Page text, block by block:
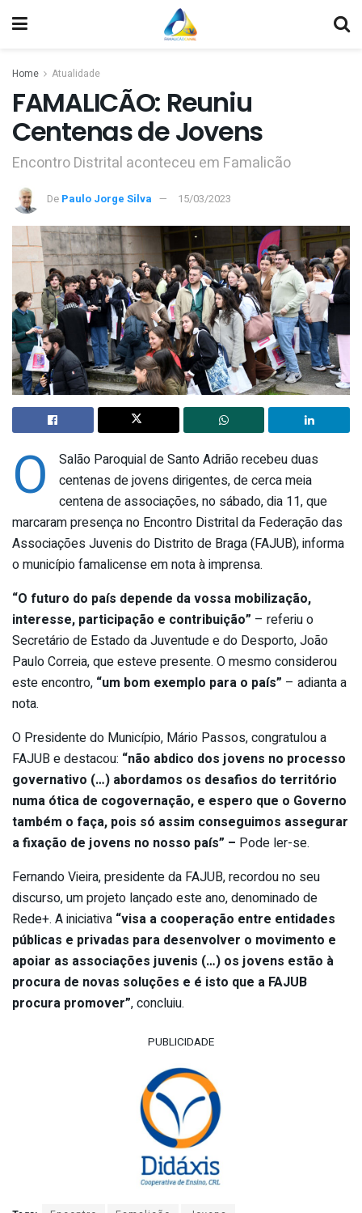
Home Atualidade
FAMALICÃO: Reuniu
Centenas de Jovens
Encontro Distrital aconteceu em Famalicão
De Paulo Jorge Silva 15/03/2023
O
Salão Paroquial de Santo Adrião recebeu duas
centenas de jovens dirigentes, de cerca meia
centena de associações, no sábado, dia 11, que
marcaram presença no Encontro Distrital da Federação das
Associações Juvenis do Distrito de Braga (FAJUB), informa
o município famalicense em nota à imprensa.
“O futuro do país depende da vossa mobilização,
interesse, participação e contribuição” – referiu o
Secretário de Estado da Juventude e do Desporto, João
Paulo Correia, que esteve presente. O mesmo considerou
este encontro, “um bom exemplo para o país” – adianta a
nota.
O Presidente do Município, Mário Passos, congratulou a
FAJUB e destacou: “não abdico dos jovens no processo
governativo (…) abordamos os desafios do território
numa ótica de cogovernação, e espero que o Governo
também o faça, pois só assim conseguimos assegurar
a fixação de jovens no nosso país” – Pode ler-se.
Fernando Vieira, presidente da FAJUB, recordou no seu
discurso, um projeto lançado este ano, denominado de
Rede+. A iniciativa “visa a cooperação entre entidades
públicas e privadas para desenvolver o movimento e
apoiar as associações juvenis (…) os jovens estão à
procura de novas soluções e é isto que a FAJUB
procura promover”, concluiu.
PUBLICIDADE